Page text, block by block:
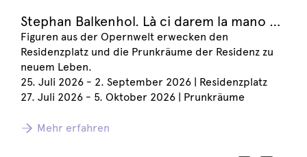
Stephan Balkenhol. Là ci darem la mano …
Figuren aus der Opernwelt erwecken den
Residenzplatz und die Prunkräume der Residenz zu
neuem Leben.
25. Juli 2026 - 2. September 2026 | Residenzplatz
27. Juli 2026 - 5. Oktober 2026 | Prunkräume
Mehr erfahren